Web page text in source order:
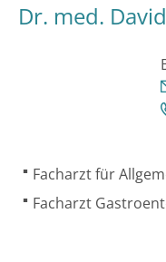
Dr. med.
Facharzt für
Facharzt